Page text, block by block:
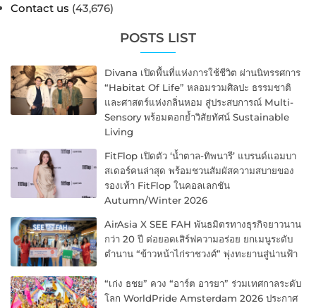
Contact us (43,676)
POSTS LIST
Divana เปิดพื้นที่แห่งการใช้ชีวิต ผ่านนิทรรศการ
“Habitat Of Life” หลอมรวมศิลปะ ธรรมชาติ
และศาสตร์แห่งกลิ่นหอม สู่ประสบการณ์ Multi-
Sensory พร้อมตอกย้ำวิสัยทัศน์ Sustainable
Living
FitFlop เปิดตัว ‘น้ำตาล-ทิพนารี’ แบรนด์แอมบา
สเดอร์คนล่าสุด พร้อมชวนสัมผัสความสบายของ
รองเท้า FitFlop ในคอลเลกชัน
Autumn/Winter 2026
AirAsia X SEE FAH พันธมิตรทางธุรกิจยาวนาน
กว่า 20 ปี ต่อยอดเสิร์ฟความอร่อย ยกเมนูระดับ
ตำนาน “ข้าวหน้าไก่ราชวงศ์” พุ่งทะยานสู่น่านฟ้า
“เก่ง ธชย” ควง “อาร์ต อารยา” ร่วมเทศกาลระดับ
โลก WorldPride Amsterdam 2026 ประกาศ